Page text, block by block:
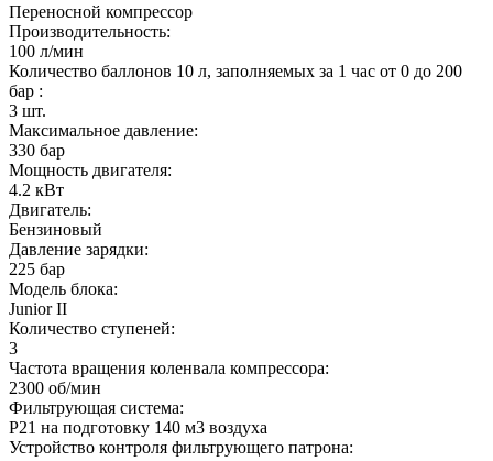
Переносной компрессор
Производительность:
100 л/мин
Количество баллонов 10 л, заполняемых за 1 час от 0 до 200
бар :
3 шт.
Максимальное давление:
330 бар
Мощность двигателя:
4.2 кВт
Двигатель:
Бензиновый
Давление зарядки:
225 бар
Модель блока:
Junior II
Количество ступеней:
3
Частота вращения коленвала компрессора:
2300 об/мин
Фильтрующая система:
P21 на подготовку 140 м3 воздуха
Устройство контроля фильтрующего патрона: